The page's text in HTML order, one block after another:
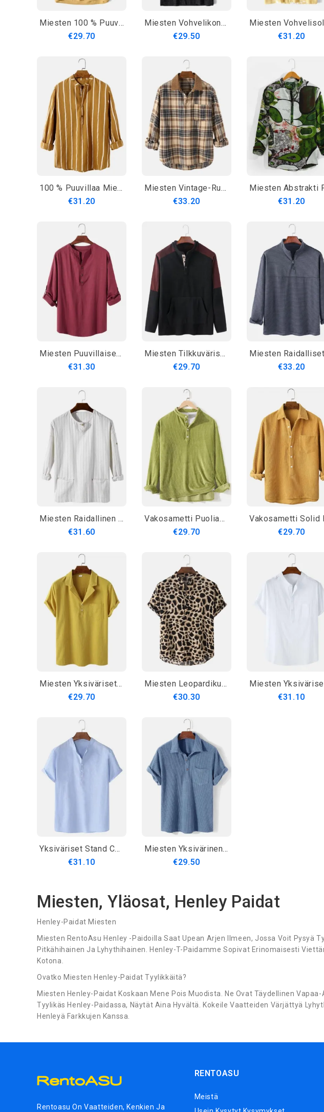
Miesten 100 % Puuvillasta Valmistettu Yksivärinen Pitkähihainen Henley-Paita
€29.70
Miesten Vohvelikontrasti Ombre Rento Pitkähihaiset Henley-Paidat Hihansuilla
€29.50
€31.20
100 % Puuvillaa Miesten Klassiset Raidat Pitkähihaiset Henley Paidat
€31.20
Miesten Vintage-Ruudulliset Rennot Puuvillaiset Pitkähihaiset Henley-Paidat Taskulla
€33.20
€31.20
Miesten Puuvillaiset Ja Pellavaiset Yksiväriset Pitkähihaiset Yksinkertaiset Henley-Paidat
€31.30
Miesten Tilkkuväriset Yksiväriset Kengurutasku Pitkähihaiset Rento Henley Paidat
€29.70
€33.20
Miesten Raidallinen Puoliavokaulus Kaksitaskuinen Rento Henley-Paidat
€31.60
Vakosametti Puoliavoin Napit Miesten Henley Paidat
€29.70
€29.70
Miesten Yksiväriset Puuvillaiset Vaaleat Rintataskuiset Lyhythihaiset Henley-Paidat
€29.70
Miesten Leopardikuvioiset Henley-Kauluspaidat
€30.30
€31.10
Yksiväriset Stand Collar Miesten Lyhythihaiset Rento Henley-Paidat
€31.10
Miesten Yksivärinen Vohveli Rento Käänteinen Lyhythihainen Henley-Paita
€29.50
Miesten, Yläosat, Henley Paidat
Henley-Paidat Miesten
Miesten RentoAsu Henley -Paidoilla Saat Upean Arjen Ilmeen, Jossa Voit Pysyä
Pitkähihainen Ja Lyhythihainen. Henley-T-Paidamme Sopivat Erinomaisesti
Kotona.
Ovatko Miesten Henley-Paidat Tyylikkäitä?
Miesten Henley-Paidat Koskaan Mene Pois Muodista. Ne Ovat Täydellinen
Tyylikäs Henley-Paidassa, Näytät Aina Hyvältä. Kokeile Vaatteiden Värjättyä
Henleyä Farkkujen Kanssa.
Rentoasu On Vaatteiden, Kenkien Ja
RENTOASU
Meistä